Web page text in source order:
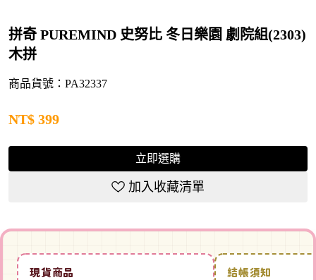
拼奇 PUREMIND 史努比 冬日樂園 劇院組(2303)
木拼
商品貨號：PA32337
NT$ 399
立即選購
加入收藏清單
現貨商品 結帳須知